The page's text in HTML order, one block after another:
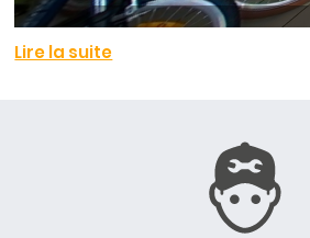
Lire la suite